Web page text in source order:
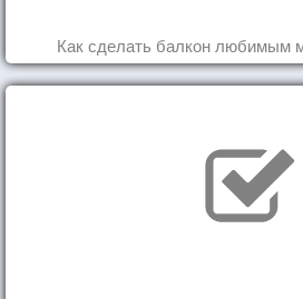
Как сделать балкон любимым